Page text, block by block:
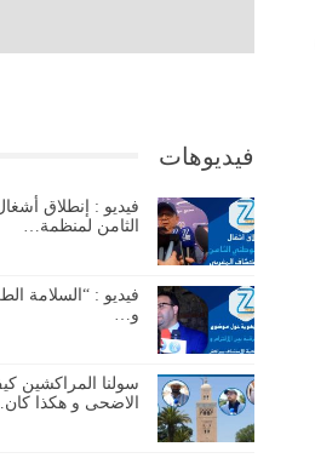
فيديوهات
فيديو : إنطلاق
الثامن لمنظمة…
فيديو : “السلامة
و…
سولنا المراكشين
الاضحى و هكذا